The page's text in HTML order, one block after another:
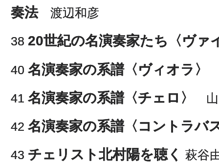
奏法渡辺和彦
38 20世紀の名演奏家たち〈ヴァ
40 名演奏家の系譜〈ヴィオラ〉
41 名演奏家の系譜〈チェロ〉 山
42 名演奏家の系譜〈コントラバ
43 チェリスト北村陽を聴く 萩谷